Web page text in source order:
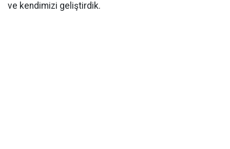
ve kendimizi geliştirdik.